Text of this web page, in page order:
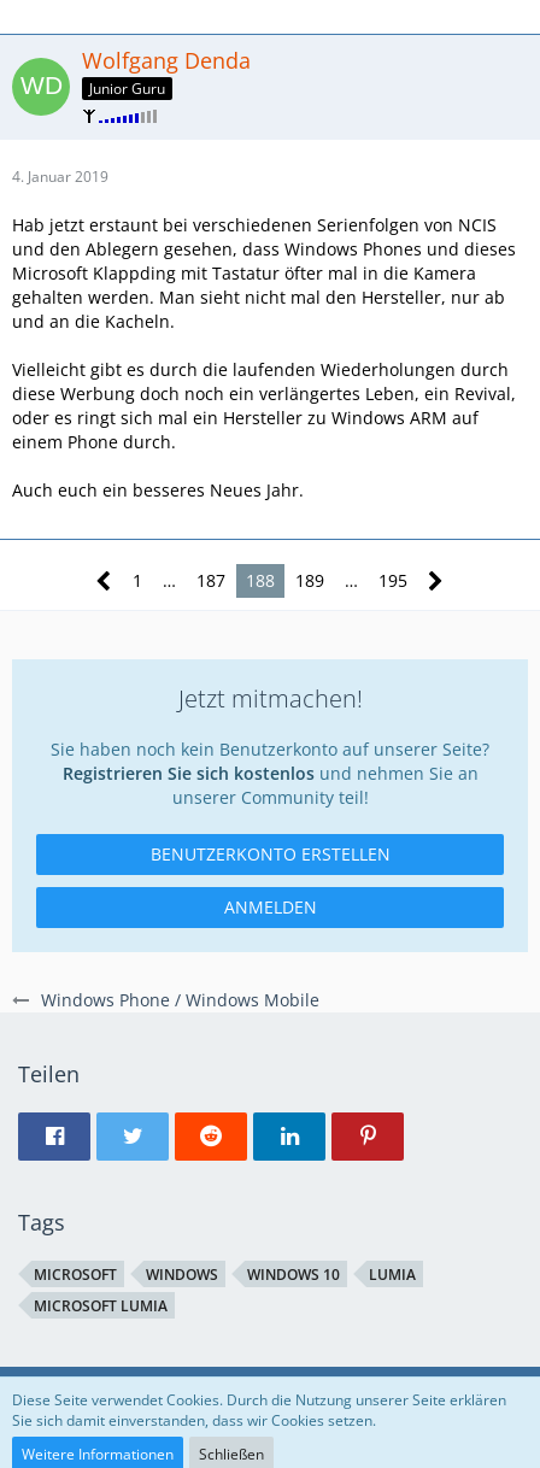
Windows Phone / Windows Mobile
Wolfgang Denda
Junior Guru
4. Januar 2019
Hab jetzt erstaunt bei verschiedenen Serienfolgen von NCIS
und den Ablegern gesehen, dass Windows Phones und dieses
Microsoft Klappding mit Tastatur öfter mal in die Kamera
gehalten werden. Man sieht nicht mal den Hersteller, nur ab
und an die Kacheln.
Vielleicht gibt es durch die laufenden Wiederholungen durch
diese Werbung doch noch ein verlängertes Leben, ein Revival,
oder es ringt sich mal ein Hersteller zu Windows ARM auf
einem Phone durch.
Auch euch ein besseres Neues Jahr.
1 … 187 188 189 … 195
Jetzt mitmachen!
Sie haben noch kein Benutzerkonto auf unserer Seite?
Registrieren Sie sich kostenlosund nehmen Sie an
unserer Community teil!
BENUTZERKONTO ERSTELLEN
ANMELDEN
Teilen
Tags
MICROSOFT WINDOWS WINDOWS 10
LUMIA
MICROSOFT LUMIA
Regeln Datenschutzerklärung Impressum
Community-Software:
Diese Seite verwendet Cookies. Durch die Nutzung unserer Seite erklären
Sie sich damit einverstanden, dass wir Cookies setzen.
Weitere Informationen
Schließen